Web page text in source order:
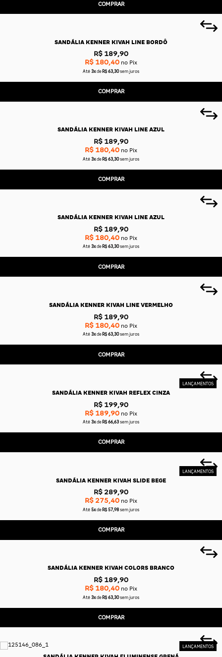
COMPRAR
SANDÁLIA KENNER KIVAH LINE BORDÔ
R$ 189,90
R$ 180,40 no Pix
Até 3x de R$ 63,30sem juros
COMPRAR
SANDÁLIA KENNER KIVAH LINE AZUL
R$ 189,90
R$ 180,40 no Pix
Até 3x de R$ 63,30sem juros
COMPRAR
SANDÁLIA KENNER KIVAH LINE AZUL
R$ 189,90
R$ 180,40 no Pix
Até 3x de R$ 63,30sem juros
COMPRAR
SANDÁLIA KENNER KIVAH LINE VERMELHO
R$ 189,90
R$ 180,40 no Pix
Até 3x de R$ 63,30sem juros
COMPRAR
SANDÁLIA KENNER KIVAH REFLEX CINZA
R$ 199,90
R$ 189,90 no Pix
Até 3x de R$ 66,63 sem juros
COMPRAR
SANDÁLIA KENNER KIVAH SLIDE BEGE
R$ 289,90
R$ 275,40 no Pix
Até 5x de R$ 57,98 sem juros
COMPRAR
SANDÁLIA KENNER KIVAH COLORS BRANCO
R$ 189,90
R$ 180,40 no Pix
Até 3x de R$ 63,30sem juros
COMPRAR